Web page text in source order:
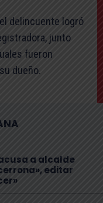
delincuente logró
junto
fueron
dueño.
a alcalde
editar